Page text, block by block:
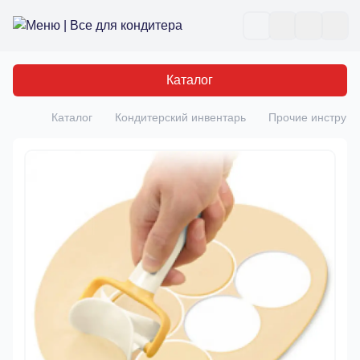
Все для кондитера
Каталог
Главная
Каталог Кондитерский инвентарь Прочие